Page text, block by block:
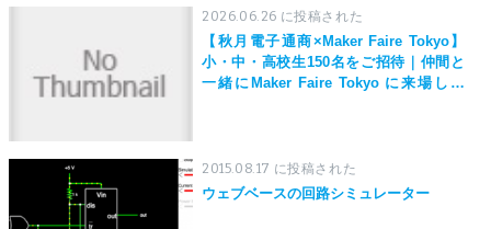
2026.06.26 に投稿された
【秋月電子通商×Maker Faire Tokyo】
小・中・高校生150名をご招待｜仲間と
一緒にMaker Faire Tokyo に来場しよ
2015.08.17 に投稿された
ウェブベースの回路シミュレーター